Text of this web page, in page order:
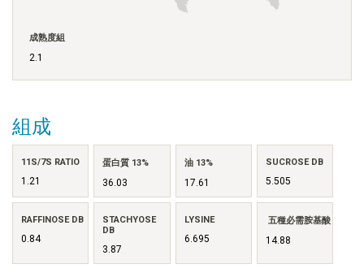
成熟度組
2.1
組成
11S/7S RATIO
1.21
蛋白質 13%
36.03
油 13%
17.61
SUCROSE DB
5.505
RAFFINOSE DB
0.84
STACHYOSE
DB
3.87
LYSINE
6.695
五種必需胺基酸
14.88